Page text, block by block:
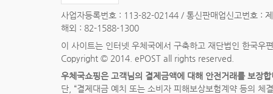
사업자등록번호 : 113-82-02144 / 통신판매업신고번호 :
해외 : 82-1588-1300
이 사이트는 인터넷 우체국에서 구축하고 재단법인 한국우
Copyright © 2014. ePOST all rights reserved.
우체국쇼핑은 고객님의 결제금액에 대해 안전거래를 보장
단, “결제대금 예치 또는 소비자 피해보상보험계약 등의 체